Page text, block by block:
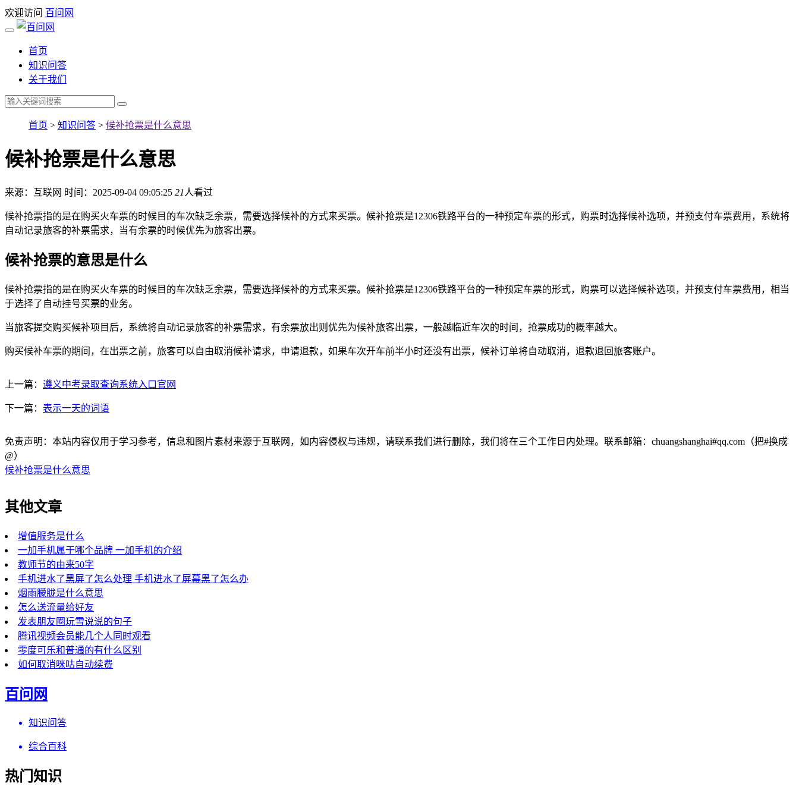
欢迎访问 百问网
首页
知识问答
关于我们
首页 > 知识问答 > 候补抢票是什么意思
候补抢票是什么意思
来源：互联网 时间：2025-09-04 09:05:25 21 人看过
候补抢票指的是在购买火车票的时候目的车次缺乏余票，需要选择候补的方式来买票。候补抢票是12306铁路平台的一种预定车票的形式，购票时选择候补选项，并预支付车票费用，系统将
自动记录旅客的补票需求，当有余票的时候优先为旅客出票。
候补抢票的意思是什么
候补抢票指的是在购买火车票的时候目的车次缺乏余票，需要选择候补的方式来买票。候补抢票是12306铁路平台的一种预定车票的形式，购票可以选择候补选项，并预支付车票费用，相当
于选择了自动挂号买票的业务。
当旅客提交购买候补项目后，系统将自动记录旅客的补票需求，有余票放出则优先为候补旅客出票，一般越临近车次的时间，抢票成功的概率越大。
购买候补车票的期间，在出票之前，旅客可以自由取消候补请求，申请退款，如果车次开车前半小时还没有出票，候补订单将自动取消，退款退回旅客账户。
上一篇： 遵义中考录取查询系统入口官网
下一篇： 表示一天的词语
免责声明：本站内容仅用于学习参考，信息和图片素材来源于互联网，如内容侵权与违规，请联系我们进行删除，我们将在三个工作日内处理。联系邮箱：chuangshanghai#qq.com（把#换成
@）
候补抢票是什么意思
其他文章
增值服务是什么
一加手机属于哪个品牌 一加手机的介绍
教师节的由来50字
手机进水了黑屏了怎么处理 手机进水了屏幕黑了怎么办
烟雨朦胧是什么意思
怎么送流量给好友
发表朋友圈玩雪说说的句子
腾讯视频会员能几个人同时观看
零度可乐和普通的有什么区别
如何取消咪咕自动续费
百问网
知识问答
综合百科
热门知识